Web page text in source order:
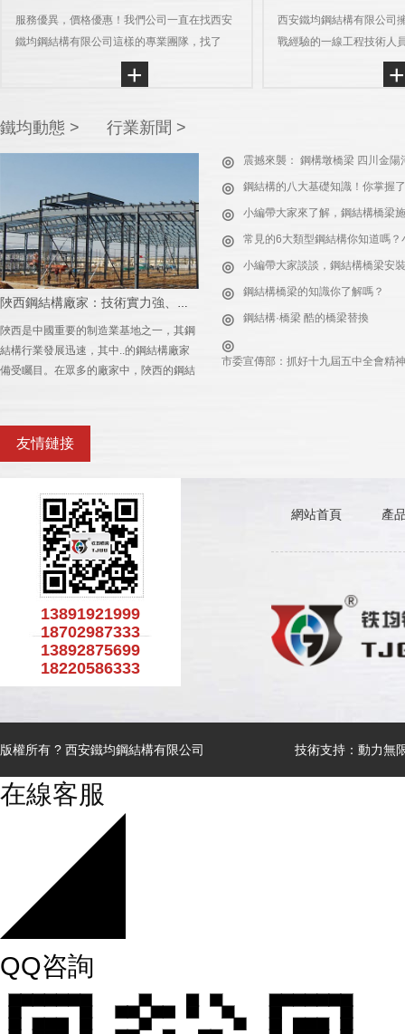
山陽高新技術產業開發
榆神清水熱電煤斗項目制
服務優異，價格優惠！我們公司一直在找西安
鐵均鋼結構有限公司這樣的專業團隊，找了
+
西安鐵均鋼結構有限公司
戰經驗的一線工程技術人
+
鐵均動態 > 行業新聞 >
陜西鋼結構廠家：技術實力強、質量保障好
陜西是中國重要的制造業基地之一，其鋼
結構行業發展迅速，其中..的鋼結構廠家
備受矚目。在眾多的廠家中，陜西的鋼結
◎ 震撼來襲： 鋼構墩橋梁 四川金陽
◎ 鋼結構的八大基礎知識！你掌握
◎ 小編帶大家來了解，鋼結構橋梁
◎ 常見的6大類型鋼結構你知道嗎
◎ 小編帶大家談談，鋼結構橋梁安
◎ 鋼結構橋梁的知識你了解嗎？
◎ 鋼結構·橋梁 酷的橋梁替換
◎
市委宣傳部：抓好十九屆五中全會精
質優勢，成為各類建筑的核心建材之一，
廣泛應用于住宅、廠房、橋梁、場館等多
個場景。它以鋼材為主要構件，通過…
存放卷管需要注意的事項
鋼結構橋梁對我國橋梁業產生了
輕鋼和重鋼有什么區別，建房采
友情鏈接
13891921999
18702987333
13892875699
18220586333
網站首頁 產
版權所有 ? 西安鐵均鋼結構有限公司 技術支持： 動力無
在線客服
QQ咨詢